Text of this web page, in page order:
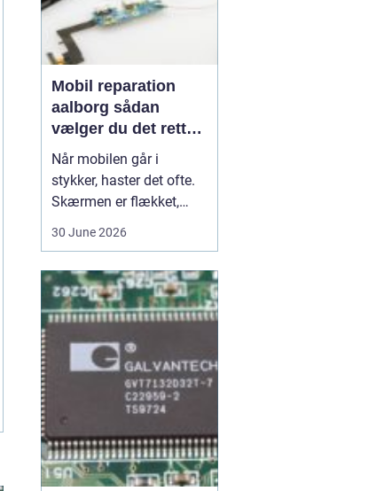
professionel01 July
2026
Mobil reparation
aalborg sådan
vælger du det rette
værksted
Når mobilen går i
stykker, haster det ofte.
Skærmen er flækket,
Aalborg er der flere
værksteder at vælge
imellem, og det kan være
svært at gennemskue,
hvem der faktisk leverer
30 June 2026